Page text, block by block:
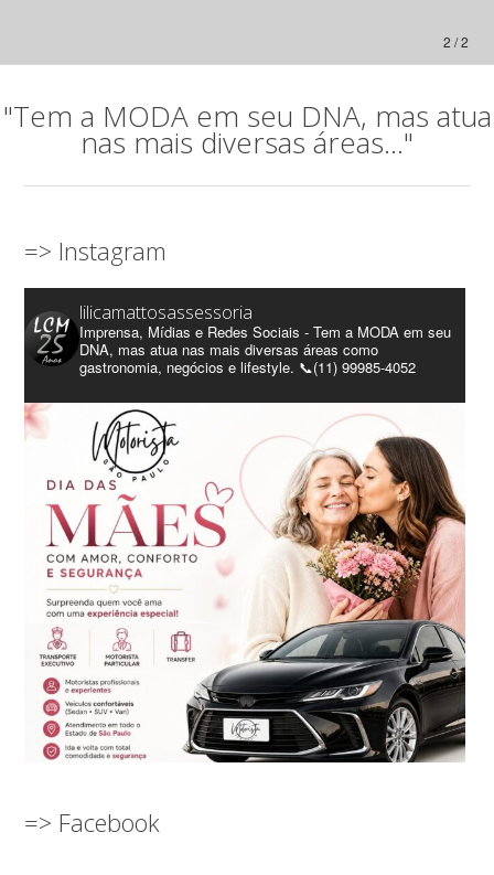
2 / 2
"Tem a MODA em seu DNA, mas atua
nas mais diversas áreas..."
=> Instagram
lilicamattosassessoria
Imprensa, Mídias e Redes Sociais - Tem a MODA em seu
DNA, mas atua nas mais diversas áreas como
gastronomia, negócios e lifestyle. 📞(11) 99985-4052
=> Facebook